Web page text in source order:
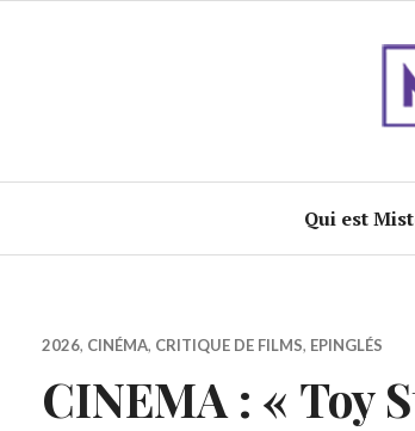
Qui est
2026, CINÉMA, CRITIQUE DE FILMS, EPINGLÉS
CINEMA : « Toy